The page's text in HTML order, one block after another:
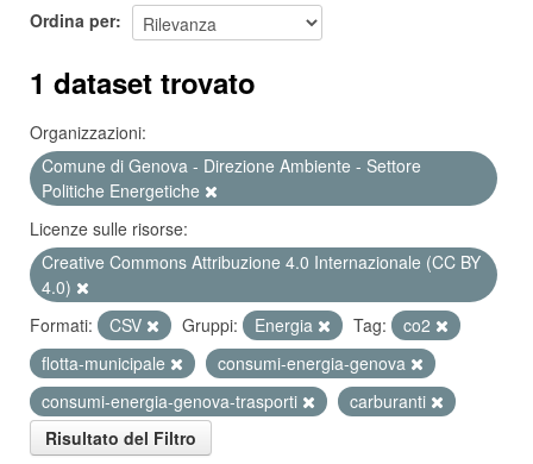
Ordina per
1 dataset trovato
Organizzazioni:
Comune di Genova - Direzione Ambiente - Settore
Politiche Energetiche
Licenze sulle risorse:
Creative Commons Attribuzione 4.0 Internazionale (CC BY
4.0)
Formati:
CSV Gruppi: Energia Tag:
co2
flotta-municipale
consumi-energia-genova
consumi-energia-genova-trasporti
carburanti
Risultato del Filtro